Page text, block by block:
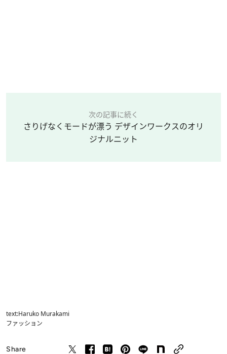
次の記事に続く
さりげなくモードが漂う デザインワークスのオリ
ジナルニット
text:Haruko Murakami
ファッション
Share